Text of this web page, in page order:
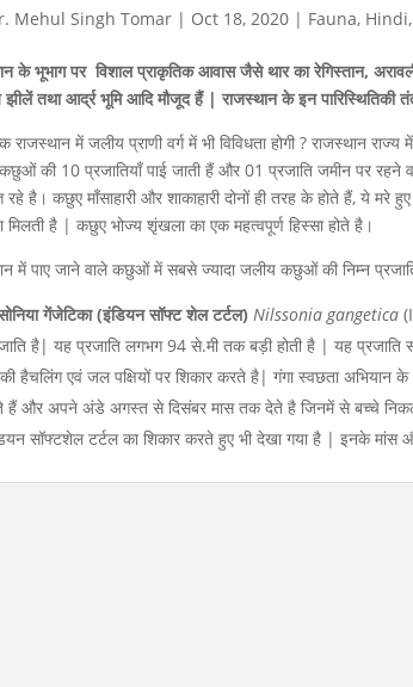
Mehul Singh Tomar | Oct 18, 2020 | Fauna, Hindi,
के भूभाग पर विशाल प्राकृतिक आवास जैसे थार का रेगिस्तान,
तथा आर्द्र भूमि आदि मौजूद हैं | राजस्थान के इन पारिस्थितिकी
राजस्थान में जलीय प्राणी वर्ग में भी विविधता होगी ? राजस्थान
की 10 प्रजातियाँ पाई जाती हैं और 01 प्रजाति जमीन पर
रहे है। कछुए माँसाहारी और शाकाहारी दोनों ही तरह के होते हैं, ये
मिलती है | कछुए भोज्य शृंखला का एक महत्वपूर्ण हिस्सा होते है।
में पाए जाने वाले कछुओं में सबसे ज्यादा जलीय कछुओं की निम्न
गेंजेटिका (इंडियन सॉफ्ट शेल टर्टल) Nilssonia gangetica
है| यह प्रजाति लगभग 94 से.मी तक बड़ी होती है | यह प्रजाति
हैचलिंग एवं जल पक्षियों पर शिकार करते है| गंगा स्वछता अभियान
और अपने अंडे अगस्त से दिसंबर मास तक देते है जिनमें से बच्चे
सॉफ्टशेल टर्टल का शिकार करते हुए भी देखा गया है | इनके मांस